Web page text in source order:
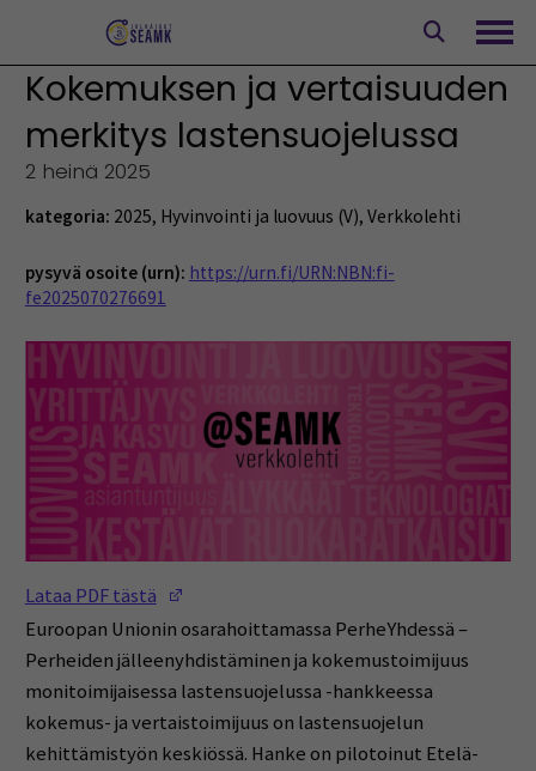
Kokemuksen ja vertaisuuden
merkitys lastensuojelussa
2 heinä 2025
kategoria: 2025, Hyvinvointi ja luovuus (V), Verkkolehti
pysyvä osoite (urn): https://urn.fi/URN:NBN:fi-
fe2025070276691
Lataa PDF tästä
Euroopan Unionin osarahoittamassa PerheYhdessä –
Perheiden jälleenyhdistäminen ja kokemustoimijuus
monitoimijaisessa lastensuojelussa -hankkeessa
kokemus- ja vertaistoimijuus on lastensuojelun
kehittämistyön keskiössä. Hanke on pilotoinut Etelä-